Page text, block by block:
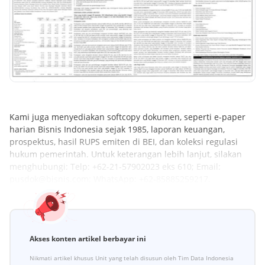
Kami juga menyediakan softcopy dokumen, seperti e-paper
harian Bisnis Indonesia sejak 1985, laporan keuangan,
prospektus, hasil RUPS emiten di BEI, dan koleksi regulasi
hukum pemerintah. Untuk keterangan lebih lanjut, silakan
menghubungi: Telp: +62-21-57902023 eks 610; Email:
Akses konten artikel berbayar ini
Nikmati artikel khusus Unit yang telah disusun oleh Tim Data Indonesia